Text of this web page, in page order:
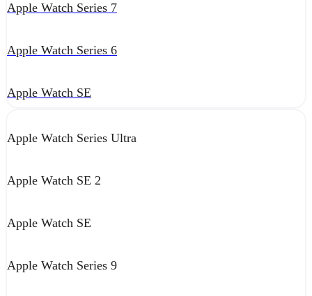
Apple Watch Series 7
Apple Watch Series 6
Apple Watch SE
Apple Watch Series Ultra
Apple Watch SE 2
Apple Watch SE
Apple Watch Series 9